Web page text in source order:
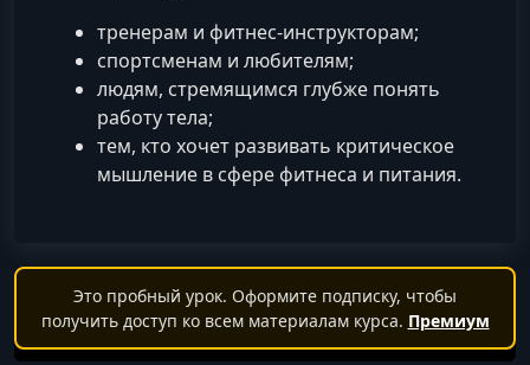
тренерам и фитнес‑инструкторам;
спортсменам и любителям;
людям, стремящимся глубже понять
работу тела;
тем, кто хочет развивать критическое
мышление в сфере фитнеса и питания.
Это пробный урок. Оформите подписку, чтобы
получить доступ ко всем материалам курса. Премиум